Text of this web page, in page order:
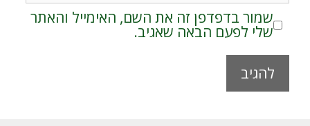
שמור בדפדפן זה את השם, האימייל והאתר
שלי לפעם הבאה שאגיב.